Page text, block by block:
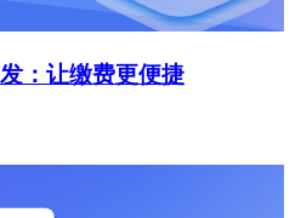
：让缴费更便捷